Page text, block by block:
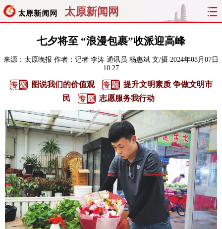
太原新闻网
聚焦 太原
经济 关注 文明 出行
纵横 曝光 综合 专题
旅游 理财 政务 教育
看天下 晋月读 最太原 网罗民生
太原日报 太原晚报 热评 社区
七夕将至 “浪漫包裹”收派迎高峰
来源： 太原晚报 作者：记者 李涛 通讯员 杨惠斌 文/摄 2024年08月07日
10:27
图说我们的价值观
提升文明素质 争做文明市
民
志愿服务我行动